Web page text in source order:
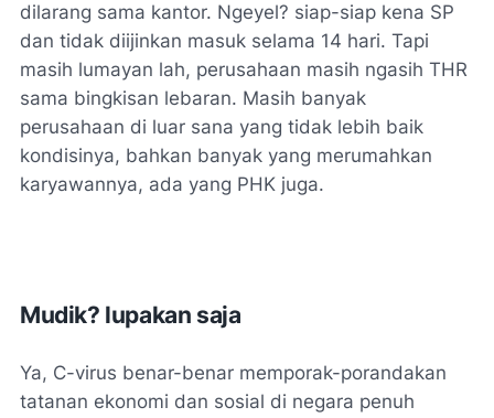
dilarang sama kantor. Ngeyel? siap-siap kena SP
dan tidak diijinkan masuk selama 14 hari. Tapi
masih lumayan lah, perusahaan masih ngasih THR
sama bingkisan lebaran. Masih banyak
perusahaan di luar sana yang tidak lebih baik
kondisinya, bahkan banyak yang merumahkan
karyawannya, ada yang PHK juga.
Mudik? lupakan saja
Ya, C-virus benar-benar memporak-porandakan
tatanan ekonomi dan sosial di negara penuh